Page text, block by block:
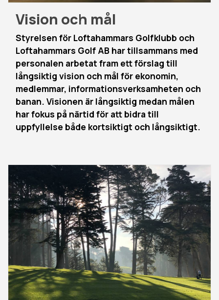
Vision och mål
Styrelsen för Loftahammars Golfklubb och
Loftahammars Golf AB har tillsammans med
personalen arbetat fram ett förslag till
långsiktig vision och mål för ekonomin,
medlemmar, informationsverksamheten och
banan. Visionen är långsiktig medan målen
har fokus på närtid för att bidra till
uppfyllelse både kortsiktigt och långsiktigt.